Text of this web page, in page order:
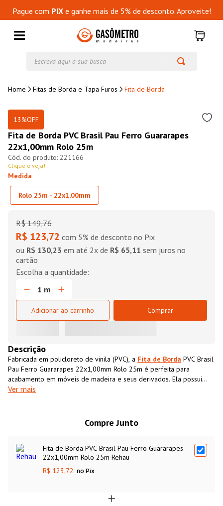
Pague com PIXe ganhe mais de 5% de desconto. Aproveite!
Fitas de Borda e Tapa Furos Fita de Borda
13%OFF
Fita de Borda PVC Brasil Pau Ferro Guararapes
22x1,00mm Rolo 25m
221166
Clique e veja!
Medida
Rolo 25m - 22x1,00mm
R$ 149,76
R$ 123,72 com 5% de desconto no Pix
ou R$ 130,23 em até 2x de R$ 65,11 sem juros no
cartão
Adicionar ao carrinho Comprar
Descrição
Fabricada em policloreto de vinila (PVC), a Fita de Borda PVC Brasil
Pau Ferro Guararapes 22x1,00mm Rolo 25m é perfeita para
acabamento em móveis de madeira e seus derivados. Ela possui
textura impressa semelhante ao MDF, que além de conferir
Ver mais
Compre Junto
Fita de Borda PVC Brasil Pau Ferro Guararapes
22x1,00mm Rolo 25m Rehau
R$ 123,72 no Pix